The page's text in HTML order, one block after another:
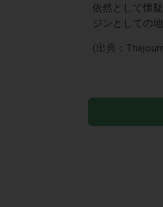
依然として懐
ジンとしての
(出典：